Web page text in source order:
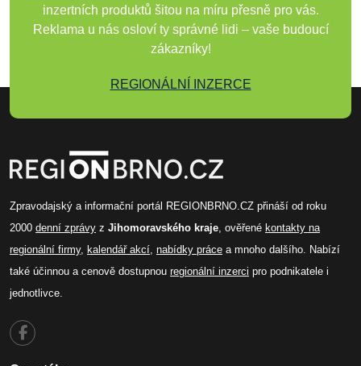
inzertních produktů šitou na míru přesně pro vás.
Reklama u nás osloví ty správné lidi – vaše budoucí
zákazníky!
REGIONÁLNÍ INZERCE
Zpravodajský a informační portál REGIONBRNO.CZ přináší od roku
2000 denní zprávy z Jihomoravského kraje , ověřené kontakty na
regionální firmy, kalendář akcí nabídky práce a mnoho dalšího. Nabízí
také účinnou a cenově dostupnou regionální inzerci pro podnikatele i
jednotlivce.